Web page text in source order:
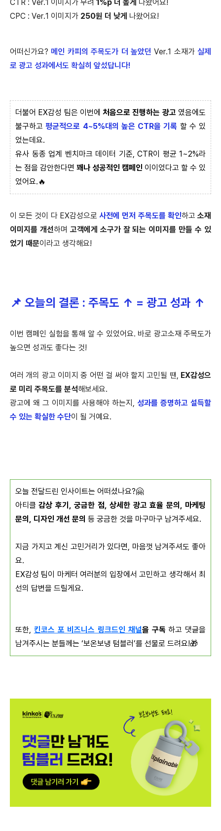
CTR : Ver.1 이미지가 무려 1%p 더 높게 나왔어요!
CPC : Ver.1 이미지가 250원 더 낮게 나왔어요!
어떠신가요? 메인 카피의 주목도가 더 높았던 Ver.1 소재가 실제
로 광고 성과에서도 확실히 앞섰답니다!
더불어 EX감성 팀은 이번에 처음으로 진행하는 광고 였음에도
불구하고평균적으로 4~5%대의 높은 CTR을 기록 할 수 있
었는데요.
유사 동종 업계 벤치마크 데이터 기준, CTR이 평균 1~2%라
는 점을 감안한다면 꽤나 성공적인 캠페인 이이었다고 할 수 있
었어요.🔥
이 모든 것이 다 EX감성으로사전에 먼저 주목도를 확인하고소재
이미지를 개선하며 고객에게 소구가 잘 되는 이미지를 만들 수 있
었기 때문이라고 생각해요!
📌 오늘의 결론 : 주목도 ↑ = 광고 성과 ↑
이번 캠페인 실험을 통해 알 수 있었어요. 바로 광고소재 주목도가
높으면 성과도 좋다는 것!
여러 개의 광고 이미지 중 어떤 걸 써야 할지 고민될 땐, EX감성으
로 미리 주목도를 분석해보세요.
광고에 왜 그 이미지를 사용해야 하는지, 성과를 증명하고 설득할
수 있는 확실한 수단이 될 거예요.
오늘 전달드린 인사이트는 어떠셨나요?🤗
아티클감상 후기, 궁금한 점, 상세한 광고 효율 문의, 마케팅
문의, 디자인 개선 문의 등 궁금한 것을 마구마구 남겨주세요.
지금 가지고 계신 고민거리가 있다면, 마음껏 남겨주셔도 좋아
요.
EX감성 팀이 마케터 여러분의 입장에서 고민하고 생각해서 최
선의 답변을 드릴게요.
또한, 킨코스 포 비즈니스 링크드인 채널을 구독 하고 댓글을
남겨주시는 분들께는 ‘보온보냉 텀블러’를 선물로 드려요!🎁